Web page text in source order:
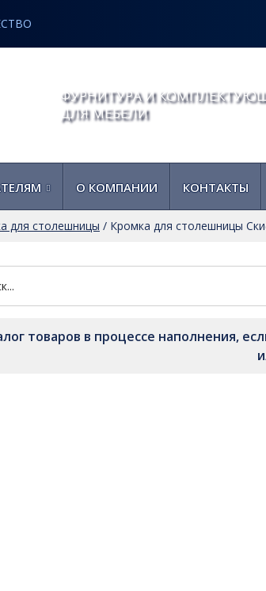
ФУРНИТУРА И
ДЛЯ МЕБЕЛИ
О КОМПАНИИ КОНТАКТЫ
для столешницы / Кромка для столешницы
товаров в процессе наполнения,